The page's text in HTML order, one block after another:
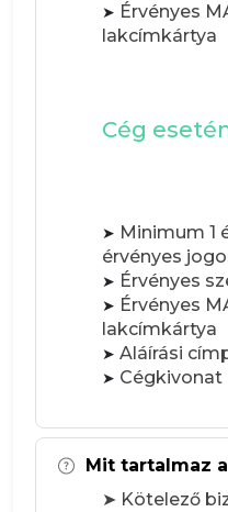
➤ Érvényes
lakcímkártya
Cég
➤ Minimum 1
érvényes
➤ Érvényes
➤ Érvényes
lakcímkártya
➤ Aláírási
➤ Cégkivonat
Mit tartalmaz
➤ Kötelező